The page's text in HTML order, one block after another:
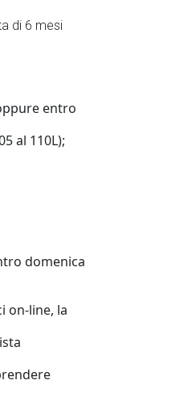
di 6 mesi
entro
al 110L);
domenica
on-line, la